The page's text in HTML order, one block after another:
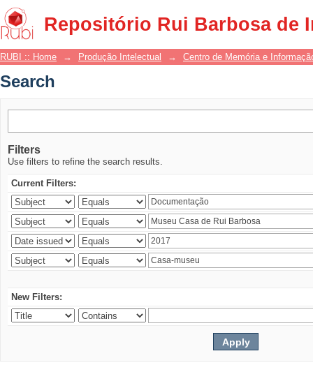
Repositório Rui Barbosa de
Search
RUBI :: Home → Produção Intelectual → Centro de Memória e
Search
Filters
Use filters to refine the search results.
Current Filters:
New Filters: